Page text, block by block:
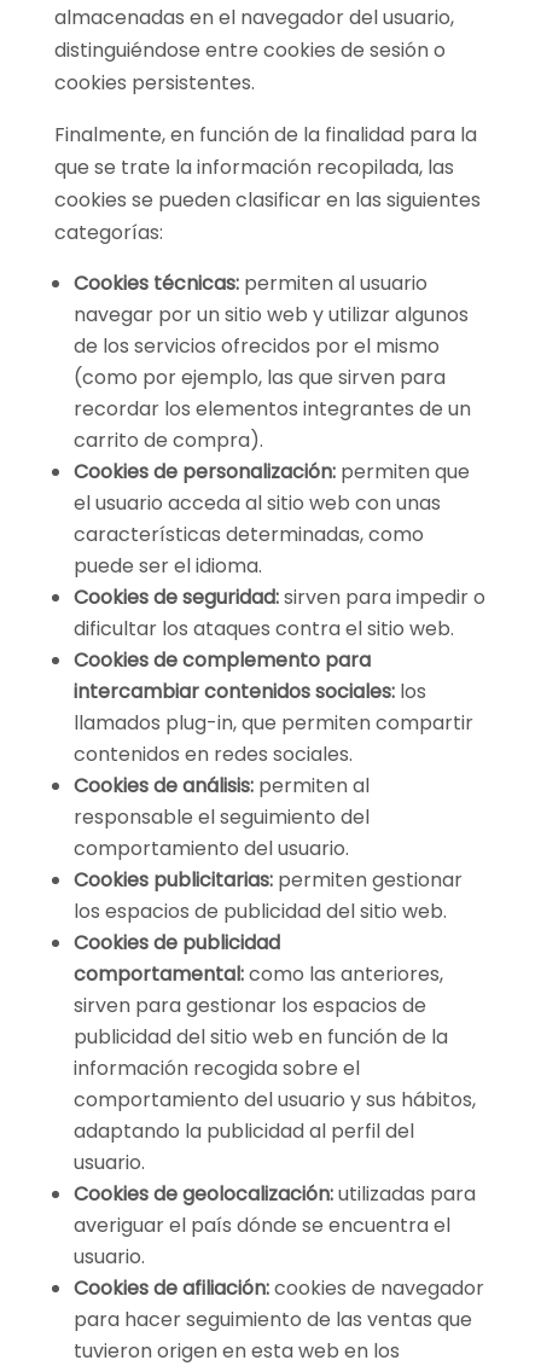
almacenadas en el navegador del usuario,
distinguiéndose entre cookies de sesión o
cookies persistentes.
Finalmente, en función de la finalidad para la
que se trate la información recopilada, las
cookies se pueden clasificar en las siguientes
categorías:
Cookies técnicas: permiten al usuario
navegar por un sitio web y utilizar algunos
de los servicios ofrecidos por el mismo
(como por ejemplo, las que sirven para
recordar los elementos integrantes de un
carrito de compra).
Cookies de personalización: permiten que
el usuario acceda al sitio web con unas
características determinadas, como
puede ser el idioma.
Cookies de seguridad:sirven para impedir o
dificultar los ataques contra el sitio web.
Cookies de complemento para
intercambiar contenidos sociales: los
llamados plug-in, que permiten compartir
contenidos en redes sociales.
Cookies de análisis: permiten al
responsable el seguimiento del
comportamiento del usuario.
Cookies publicitarias: permiten gestionar
los espacios de publicidad del sitio web.
Cookies de publicidad
comportamental:como las anteriores,
sirven para gestionar los espacios de
publicidad del sitio web en función de la
información recogida sobre el
comportamiento del usuario y sus hábitos,
adaptando la publicidad al perfil del
usuario.
Cookies de geolocalización:utilizadas para
averiguar el país dónde se encuentra el
usuario.
Cookies de afiliación:cookies de navegador
para hacer seguimiento de las ventas que
tuvieron origen en esta web en los